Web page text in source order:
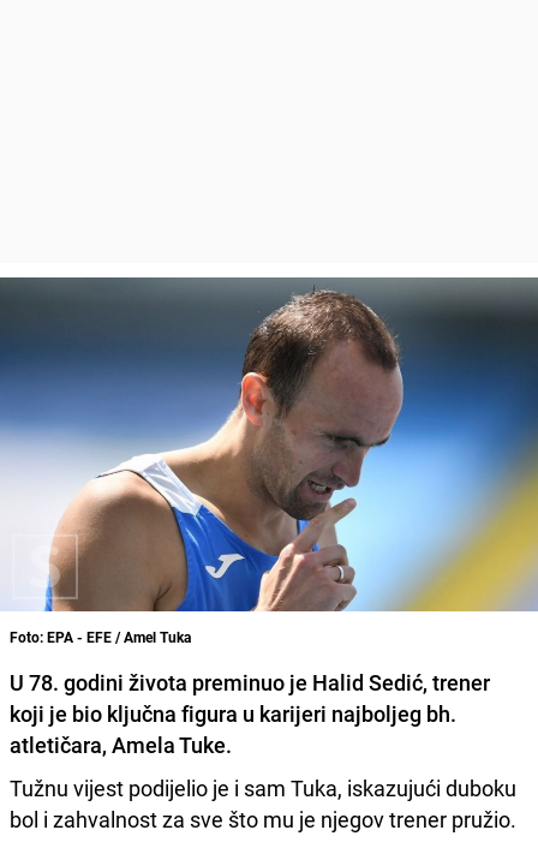
Foto: EPA - EFE / Amel Tuka
U 78. godini života preminuo je Halid Sedić, trener
koji je bio ključna figura u karijeri najboljeg bh.
atletičara, Amela Tuke.
Tužnu vijest podijelio je i sam Tuka, iskazujući duboku
bol i zahvalnost za sve što mu je njegov trener pružio.